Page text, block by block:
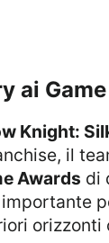
ai
Knight:
il
Awards di
orizzonti